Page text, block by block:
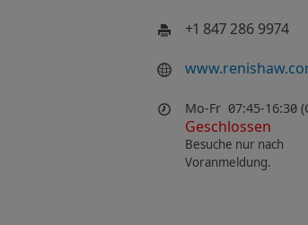
+1 847 286 9974
Mo-Fr 07:45-16:30
Geschlossen
Besuche nur nach
Voranmeldung.